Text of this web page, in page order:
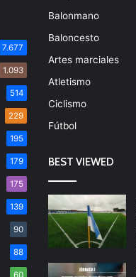
7.677
1.093
514
229
195
179
175
139
90
88
60
Balonmano
Baloncesto
Artes marciales
Atletismo
Ciclismo
Fútbol
BEST VIEWED